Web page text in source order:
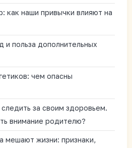
как наши привычки влияют на
польза дополнительных
чем опасны
за своим здоровьем.
внимание родителю?
мешают жизни: признаки,